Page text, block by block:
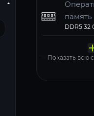
память
Windows
Показать всю